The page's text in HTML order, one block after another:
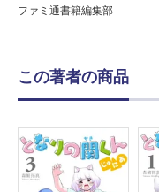
ファミ通書籍編集部
この著者の商品